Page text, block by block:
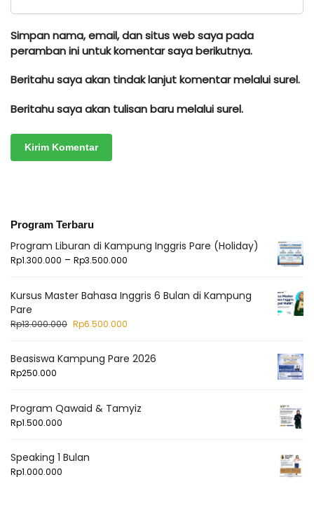
Simpan nama, email, dan situs web saya pada
peramban ini untuk komentar saya berikutnya.
Beritahu saya akan tindak lanjut komentar melalui surel.
Beritahu saya akan tulisan baru melalui surel.
Program Terbaru
Program Liburan di Kampung Inggris Pare (Holiday)
Rp1.300.000 – Rp3.500.000
Kursus Master Bahasa Inggris 6 Bulan di Kampung
Pare
Rp13.000.000 Rp6.500.000
Beasiswa Kampung Pare 2026
Rp250.000
Program Qawaid & Tamyiz
Rp1.500.000
Speaking 1 Bulan
Rp1.000.000